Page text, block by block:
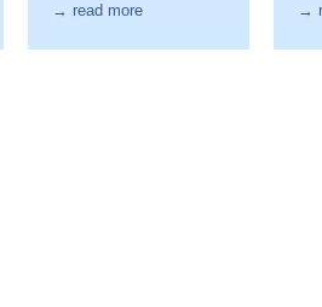
→ read more →